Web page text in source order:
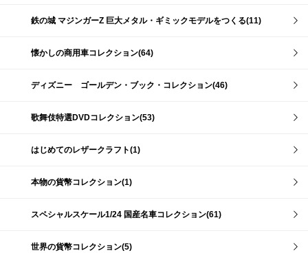
鉄の城 マジンガーZ 巨大メタル・ギミックモデルをつくる(11)
懐かしの商用車コレクション(64)
ディズニー ゴールデン・ブック・コレクション(46)
歌舞伎特選DVDコレクション(53)
はじめてのレザークラフト(1)
本物の貨幣コレクション(1)
スペシャルスケール1/24 国産名車コレクション(61)
世界の貨幣コレクション(5)